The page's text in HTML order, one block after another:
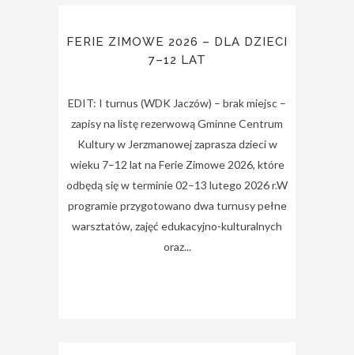
FERIE ZIMOWE 2026 – DLA DZIECI
7–12 LAT
EDIT: I turnus (WDK Jaczów) – brak miejsc –
zapisy na listę rezerwową Gminne Centrum
Kultury w Jerzmanowej zaprasza dzieci w
wieku 7–12 lat na Ferie Zimowe 2026, które
odbędą się w terminie 02–13 lutego 2026 r.W
programie przygotowano dwa turnusy pełne
warsztatów, zajęć edukacyjno-kulturalnych
oraz...